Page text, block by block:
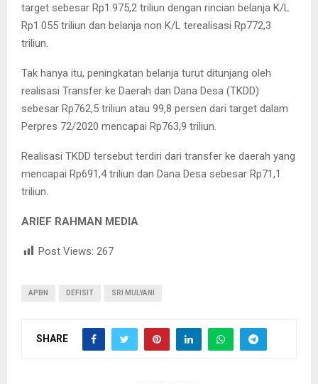
target sebesar Rp1.975,2 triliun dengan rincian belanja K/L
Rp1.055 triliun dan belanja non K/L terealisasi Rp772,3
triliun.
Tak hanya itu, peningkatan belanja turut ditunjang oleh
realisasi Transfer ke Daerah dan Dana Desa (TKDD)
sebesar Rp762,5 triliun atau 99,8 persen dari target dalam
Perpres 72/2020 mencapai Rp763,9 triliun.
Realisasi TKDD tersebut terdiri dari transfer ke daerah yang
mencapai Rp691,4 triliun dan Dana Desa sebesar Rp71,1
triliun.
ARIEF RAHMAN MEDIA
Post Views: 267
APBN DEFISIT SRI MULYANI
SHARE